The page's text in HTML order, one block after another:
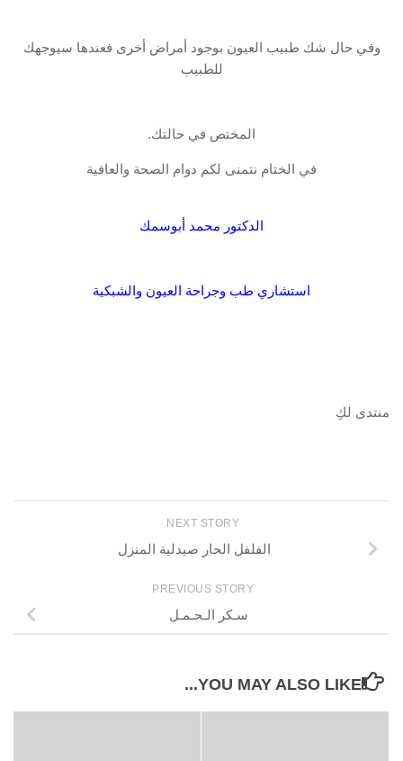
‏وفي حال شك طبيب العيون بوجود أمراض أخرى فعندها سيوجهك
للطبيب
المختص في حالتك.‏
في الختام نتمنى لكم دوام الصحة والعافية
الدكتور محمد أبوسمك
استشاري طب وجراحة العيون والشبكية
منتدى لكِ
NEXT STORY
الفلفل الحار صيدلية المنزل
PREVIOUS STORY
سـكر الـحـمـل
YOU MAY ALSO LIKE...